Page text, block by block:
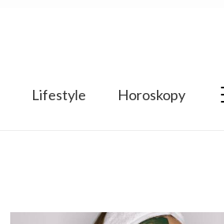
Lifestyle Horoskopy